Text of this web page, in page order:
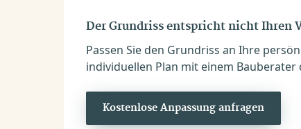
Der Grundriss entspricht nicht Ihren
Passen Sie den Grundriss an Ihre
individuellen Plan mit einem Bauberater
Kostenlose Anpassung anfragen